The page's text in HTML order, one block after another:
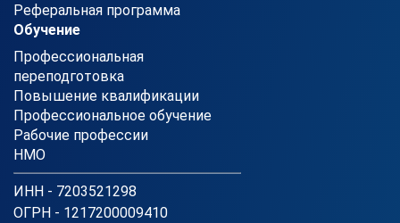
Реферальная программа
Обучение
Профессиональная
переподготовка
Повышение квалификации
Профессиональное обучение
Рабочие профессии
НМО
ИНН - 7203521298
ОГРН - 1217200009410